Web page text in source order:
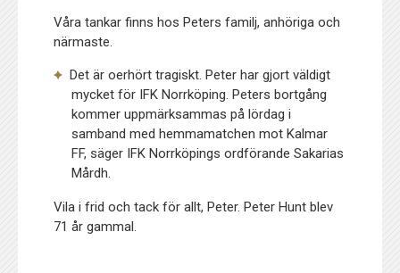
Våra tankar finns hos Peters familj, anhöriga och
närmaste.
Det är oerhört tragiskt. Peter har gjort väldigt
mycket för IFK Norrköping. Peters bortgång
kommer uppmärksammas på lördag i
samband med hemmamatchen mot Kalmar
FF, säger IFK Norrköpings ordförande Sakarias
Mårdh.
Vila i frid och tack för allt, Peter. Peter Hunt blev
71 år gammal.